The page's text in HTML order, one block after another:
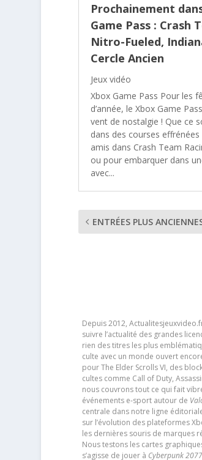
Prochainement
Game Pass : Crash
Nitro-Fueled,
Cercle Ancien
Jeux vidéo
Xbox Game Pass Pour les
d’année, le Xbox Game
vent de nostalgie ! Que ce
dans des courses
amis dans Crash Team
ou pour embarquer dans
avec...
ENTRÉES PLUS
Depuis 2012,
suivre l’actualité des grandes
rien des titres les plus
culte avec un monde ouvert
pour The Elder Scrolls VI, des
cultes comme Call of Duty,
nous couvrons tout ce qui fait
événements e-sport autour de
centrale dans notre ligne
sur l’évolution des plateformes
les dernières souris de marques
Nous testons les cartes
s’agisse de jouer à Cyberpunk